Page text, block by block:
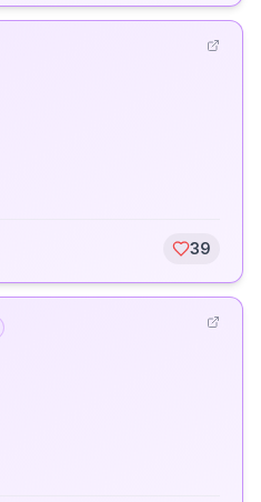
39